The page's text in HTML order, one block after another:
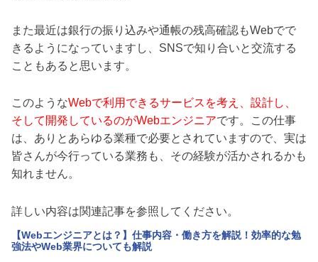
また最近は銀行の振り込みや通帳の残高確認もWebでで
きるようになっていますし、SNSで知り合いと交流する
こともあると思います。
このようなWebで利用できるサービスを考え、設計し、
そして開発しているのがWebエンジニアです。この仕事
は、ありとあらゆる業種で必要とされていますので、実は
皆さんが今行っている業務も、その経験が活かされるかも
知れません。
詳しい内容は関連記事を参照してください。
【Webエンジニアとは？】仕事内容・働き方を解説！効率的な勉
強法やWeb業界についても解説